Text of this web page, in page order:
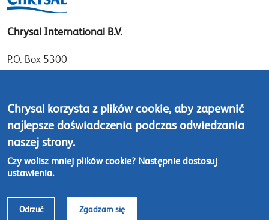
Chrysal International B.V.
P.O. Box 5300
1411 DD Naarden
The Netherlands
Tel: +31 (0)35 - 695 58 88
Skontaktuj się z nami
Chrysal korzysta z plików cookie, aby zapewnić
najlepsze doświadczenia podczas odwiedzania
naszej strony.
Czy wolisz mniej plików cookie? Następnie dostosuj
ustawienia.
Odrzuć Zgadzam się